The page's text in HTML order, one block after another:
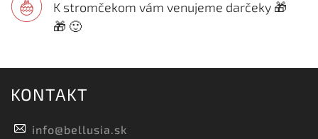
K stromčekom vám venujeme darčeky 🎁
🎁 🙂
KONTAKT
info@bellusia.sk